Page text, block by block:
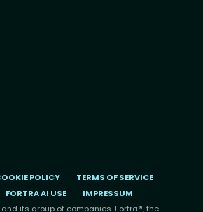
POLICY
TERMS OF SERVICE
FORTRA AI USE
IMPRESSUM
and its group of companies. Fortra®, the